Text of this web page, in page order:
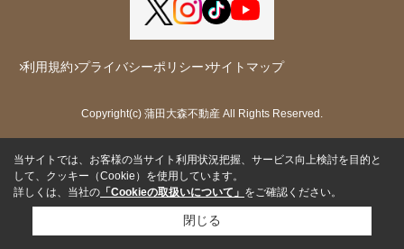
利用規約 プライバシーポリシー サイトマップ
Copyright(c) 蒲田大森不動産 All Rights Reserved.
当サイトでは、お客様の当サイト利用状況把握、サービス向上検討を目的と
して、クッキー（Cookie）を使用しています。
詳しくは、当社の 「Cookieの取扱いについて」 をご確認ください。
閉じる